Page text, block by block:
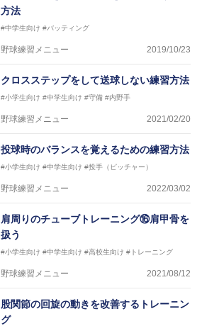
方法
#中学生向け #バッティング
野球練習メニュー 2019/10/23
クロスステップをして送球しない練習方法
#小学生向け #中学生向け #守備 #内野手
野球練習メニュー 2021/02/20
投球時のバランスを覚えるための練習方法
#小学生向け #中学生向け #投手（ピッチャー）
野球練習メニュー 2022/03/02
肩周りのチューブトレーニング⑯肩甲骨を
扱う
#小学生向け #中学生向け #高校生向け #トレーニング
野球練習メニュー 2021/08/12
股関節の回旋の動きを改善するトレーニン
グ